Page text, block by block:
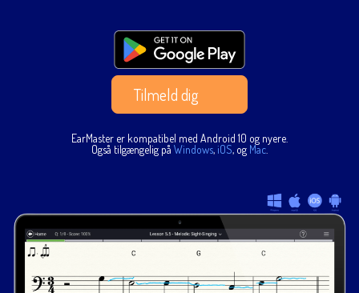
Tilmeld dig
EarMaster er kompatibel med Android 10 og nyere.
Også tilgængelig på Windows, iOS, og Mac